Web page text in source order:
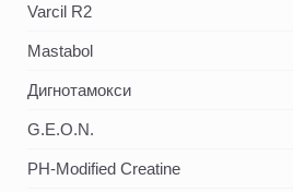
Varcil R2
Mastabol
Дигнотамокси
G.E.O.N.
PH-Modified Creatine